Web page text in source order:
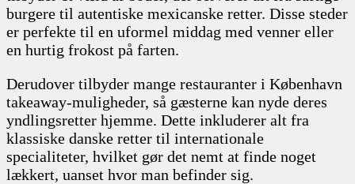
burgere til autentiske mexicanske retter. Disse steder
er perfekte til en uformel middag med venner eller
en hurtig frokost på farten.
Derudover tilbyder mange restauranter i København
takeaway-muligheder, så gæsterne kan nyde deres
yndlingsretter hjemme. Dette inkluderer alt fra
klassiske danske retter til internationale
specialiteter, hvilket gør det nemt at finde noget
lækkert, uanset hvor man befinder sig.